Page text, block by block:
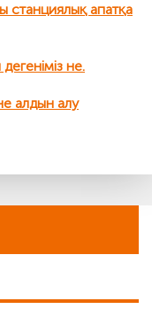
станциялық апатқа
не.
алдын алу